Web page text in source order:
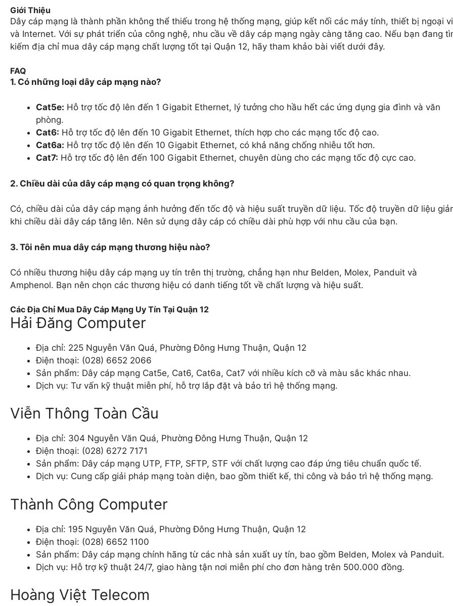
Giới Thiệu
Dây cáp mạng là thành phần không thể thiếu trong hệ thống mạng, giúp kết nối các máy tính, thiết bị ngoại vi
và Internet. Với sự phát triển của công nghệ, nhu cầu về dây cáp mạng ngày càng tăng cao. Nếu bạn đang
kiếm địa chỉ mua dây cáp mạng chất lượng tốt tại Quận 12, hãy tham khảo bài viết dưới đây.
FAQ
1. Có những loại dây cáp mạng nào?
Cat5e: Hỗ trợ tốc độ lên đến 1 Gigabit Ethernet, lý tưởng cho hầu hết các ứng dụng gia đình và văn
phòng.
Cat6: Hỗ trợ tốc độ lên đến 10 Gigabit Ethernet, thích hợp cho các mạng tốc độ cao.
Cat6a: Hỗ trợ tốc độ lên đến 10 Gigabit Ethernet, có khả năng chống nhiễu tốt hơn.
Cat7: Hỗ trợ tốc độ lên đến 100 Gigabit Ethernet, chuyên dùng cho các mạng tốc độ cực cao.
2. Chiều dài của dây cáp mạng có quan trọng không?
Có, chiều dài của dây cáp mạng ảnh hưởng đến tốc độ và hiệu suất truyền dữ liệu. Tốc độ truyền dữ liệu
khi chiều dài dây cáp tăng lên. Nên sử dụng dây cáp có chiều dài phù hợp với nhu cầu của bạn.
3. Tôi nên mua dây cáp mạng thương hiệu nào?
Có nhiều thương hiệu dây cáp mạng uy tín trên thị trường, chẳng hạn như Belden, Molex, Panduit và
Amphenol. Bạn nên chọn các thương hiệu có danh tiếng tốt về chất lượng và hiệu suất.
Các Địa Chỉ Mua Dây Cáp Mạng Uy Tín Tại Quận 12
Hải Đăng Computer
Địa chỉ: 225 Nguyễn Văn Quá, Phường Đông Hưng Thuận, Quận 12
Điện thoại: (028) 6652 2066
Sản phẩm: Dây cáp mạng Cat5e, Cat6, Cat6a, Cat7 với nhiều kích cỡ và màu sắc khác nhau.
Dịch vụ: Tư vấn kỹ thuật miễn phí, hỗ trợ lắp đặt và bảo trì hệ thống mạng.
Viễn Thông Toàn Cầu
Địa chỉ: 304 Nguyễn Văn Quá, Phường Đông Hưng Thuận, Quận 12
Điện thoại: (028) 6272 7171
Sản phẩm: Dây cáp mạng UTP, FTP, SFTP, STF với chất lượng cao đáp ứng tiêu chuẩn quốc tế.
Dịch vụ: Cung cấp giải pháp mạng toàn diện, bao gồm thiết kế, thi công và bảo trì hệ thống mạng.
Thành Công Computer
Địa chỉ: 195 Nguyễn Văn Quá, Phường Đông Hưng Thuận, Quận 12
Điện thoại: (028) 6652 1100
Sản phẩm: Dây cáp mạng chính hãng từ các nhà sản xuất uy tín, bao gồm Belden, Molex và Panduit.
Dịch vụ: Hỗ trợ kỹ thuật 24/7, giao hàng tận nơi miễn phí cho đơn hàng trên 500.000 đồng.
Hoàng Việt Telecom